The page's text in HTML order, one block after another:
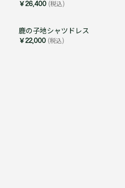
￥26,400 (税込)
鹿の子地シャツドレス
￥22,000 (税込)